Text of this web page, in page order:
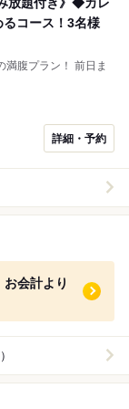
コース！3名様
ラン！ 前日ま
詳細・予約
会計より